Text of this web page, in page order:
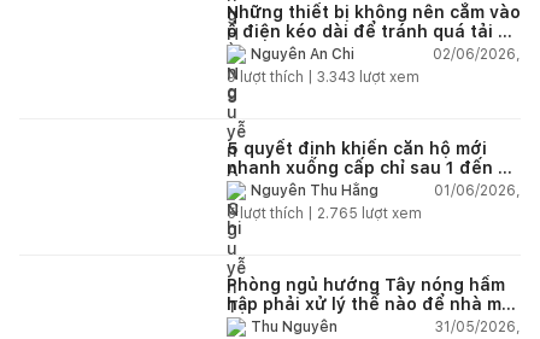
Những thiết bị không nên cắm vào
ổ điện kéo dài để tránh quá tải và
chập cháy trong nhà
Nguyễn An Chi
02/06/2026,
9lượt thích | 3.343 lượt xem
5 quyết định khiến căn hộ mới
nhanh xuống cấp chỉ sau 1 đến 2
nămNguyễn Thu Hằng
01/06/2026,
5lượt thích | 2.765 lượt xem
Phòng ngủ hướng Tây nóng hầm
hập phải xử lý thế nào để nhà mát
hơn?Thu Nguyễn
31/05/2026,